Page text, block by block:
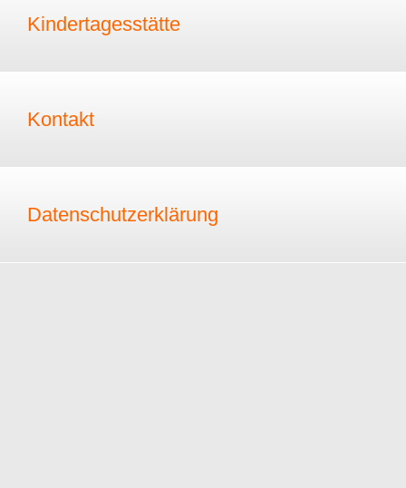
Kindertagesstätte
Kontakt
Datenschutzerklärung